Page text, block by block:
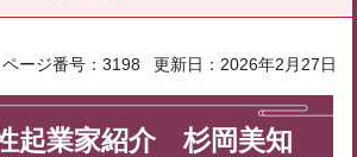
ページ番号：3198 更新日：2026年2月27日
起業家紹介 杉岡美知